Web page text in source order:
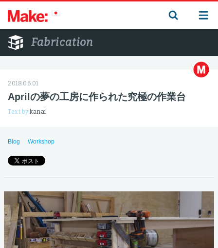
Fabrication
2018.06.01
Aprilの夢の工房に作られた究極の作業台
Text bykanai
Blog Workshop